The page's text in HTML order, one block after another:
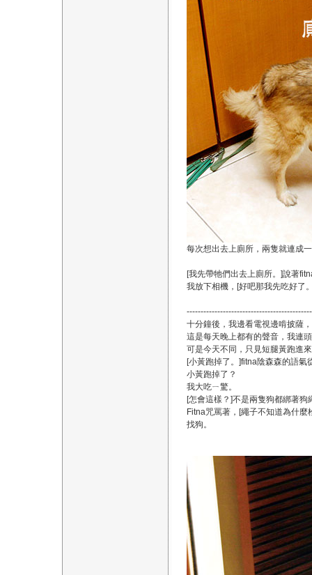
每次想出去上廁所，兩隻就連成
[我先帶牠們出去上廁所。]說著
我放下相機，[好吧那我先吃好了
十分鐘後，我邊看電視邊啃披薩
這是每天晚上都有的聲音，我連
可是今天不同，只見短腿黃跑進
[小黃跑掉了。]fitna陰森森的語氣
小黃跑掉了？
我大吃ㄧ驚。
[怎會這樣？]不是兩隻狗都綁著狗
Fitna咒罵著，[繩子不知道為什
找狗。